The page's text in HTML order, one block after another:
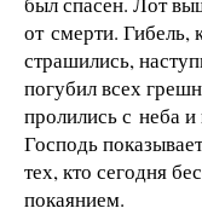
от смерти. Гибель,
страшились,
погубил всех
пролились с неба
Господь
тех, кто сегодня
покаянием.